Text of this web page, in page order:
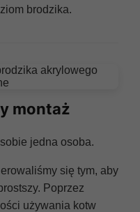
brodzika.
montaż
jedna osoba.
się tym, aby
Poprzez
używania kotw